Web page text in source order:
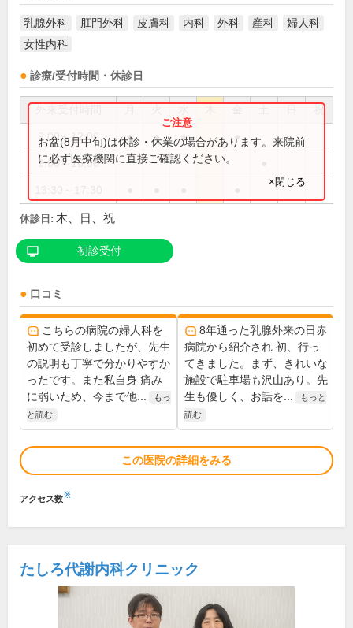
乳腺外科 肛門外科 皮膚科 内科 外科 産科
婦人科
女性内科
診療/受付時間・休診日
祝
9:00～12:00 ● ● ● ●
9:00～16:30
お盆(8月中旬)は休診・休業の場合があります。来院前
に必ず医療機関に直接ご確認ください。
×閉じる
休診日: 木、日、祝
初診受付
口コミ
こちらの病院の婦人科を
初めて受診しましたが、先生
の説明も丁寧で分かりやすか
ったです。また私自身 痛み
に弱いため、今まで他...
もっ
と読む
8年通った乳腺外来の日赤
病院から紹介され 初、行っ
てきました。まず、きれいな
施設で駐車場も沢山あり。先
生も優しく、お話を...
もっと
読む
この医院の詳細をみる
アクセス数※
たしろ代謝内科クリニック